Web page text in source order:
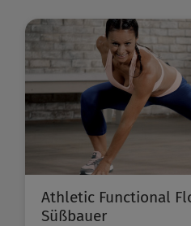
Athletic Functional
Süßbauer